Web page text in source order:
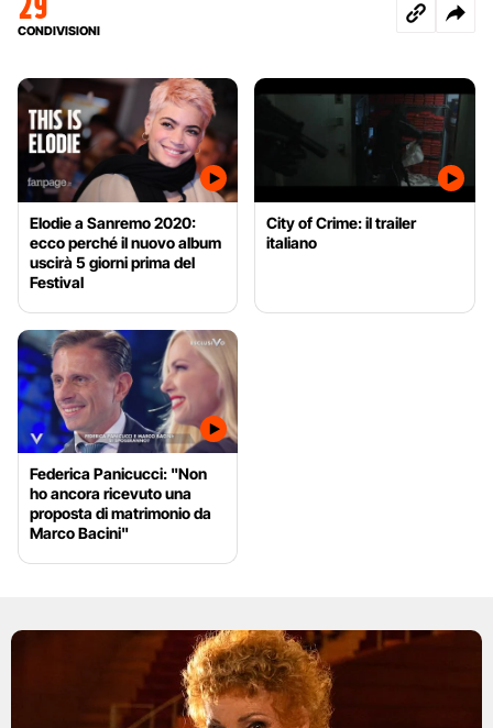
CONDIVISIONI
Elodie a Sanremo 2020:
ecco perché il nuovo album
uscirà 5 giorni prima del
Festival
City of Crime: il trailer
italiano
Federica Panicucci: "Non
ho ancora ricevuto una
proposta di matrimonio da
Marco Bacini"